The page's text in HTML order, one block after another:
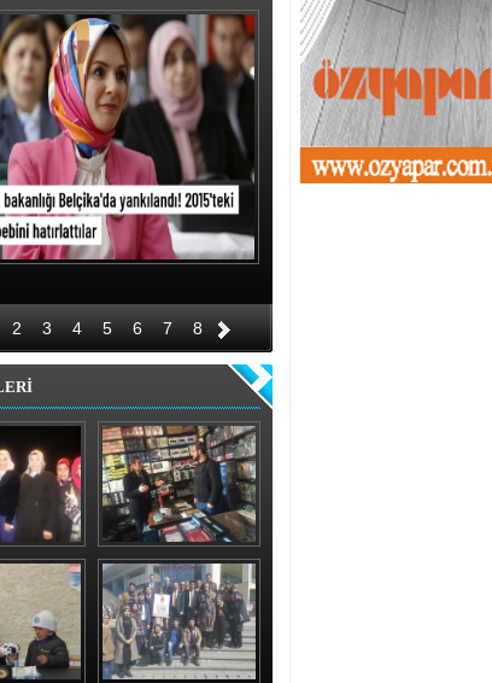
2 3 4 5 6 7 8
sözü
Recep Aydın ve ekibi
geceli gündüzlü
çalışıyor